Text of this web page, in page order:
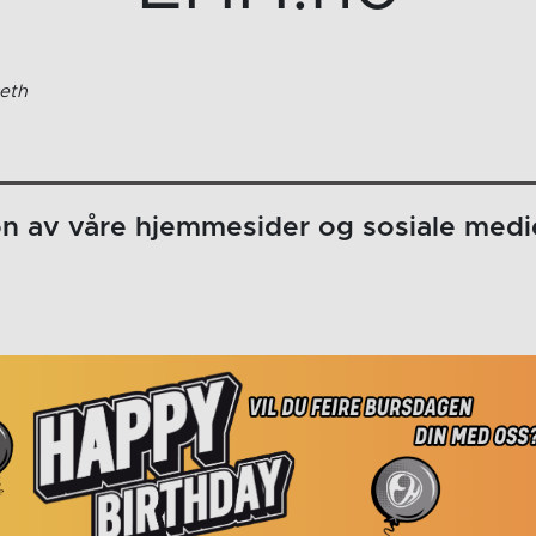
av våre hjemmesider og sosiale